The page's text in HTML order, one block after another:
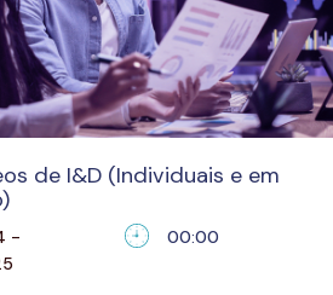
de I&D (Individuais e em
-
00:00